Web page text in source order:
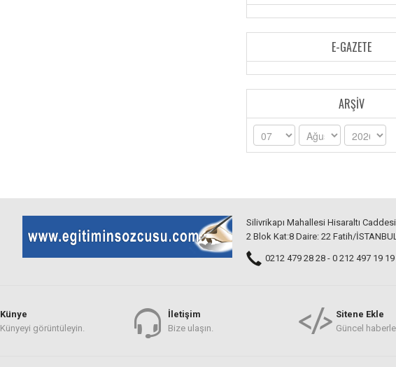
E-GAZETE
ARŞIV
Silivrikapı Mahallesi Hisaraltı
2 Blok Kat:8 Daire: 22 Fatih/
0212 479 28 28 - 0 212 497 19 19
Künye
Künyeyi görüntüleyin.
İletişim
Bize ulaşın.
Sitene Ekle
Güncel